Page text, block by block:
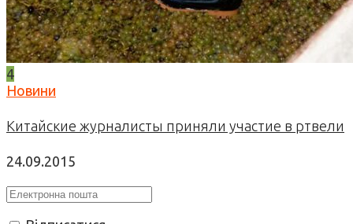
4
Новини
Китайские журналисты приняли участие в ртвели
24.09.2015